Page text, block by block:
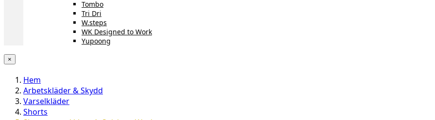
Tombo
Tri Dri
W.steps
WK Designed to Work
Yupoong
×
Hem
Arbetskläder & Skydd
Varselkläder
Shorts